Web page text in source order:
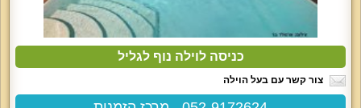
כניסה לוילה נוף לגליל
צור קשר עם בעל הוילה